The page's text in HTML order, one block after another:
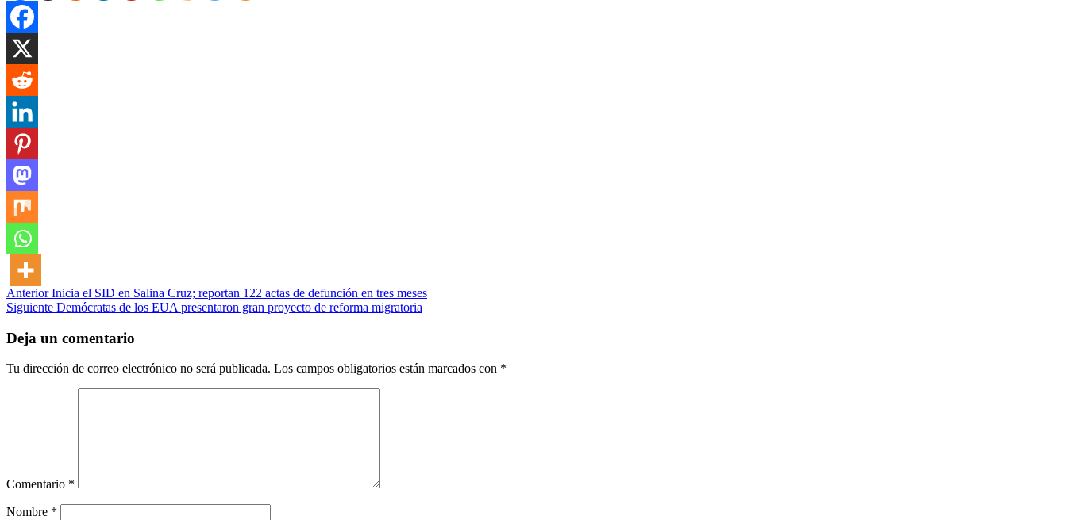
Post
navigation
AnteriorInicia el SID en Salina Cruz; reportan 122 actas de defunción en tres meses
Siguiente Demócratas de los EUA presentaron gran proyecto de reforma migratoria
Deja un comentario
Tu dirección de correo electrónico no será publicada. Los campos obligatorios están marcados con *
Comentario *
Nombre *